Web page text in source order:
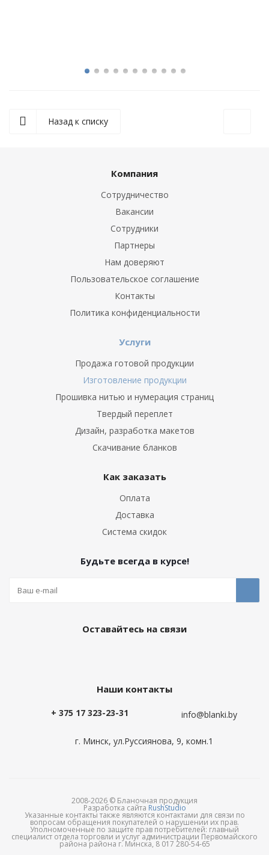
Назад к списку
Компания
Сотрудничество
Вакансии
Сотрудники
Партнеры
Нам доверяют
Пользовательское соглашение
Контакты
Политика конфиденциальности
Услуги
Продажа готовой продукции
Изготовление продукции
Прошивка нитью и нумерация страниц
Твердый переплет
Дизайн, разработка макетов
Скачивание бланков
Как заказать
Оплата
Доставка
Система скидок
Будьте всегда в курсе!
Оставайтесь на связи
Наши контакты
+ 375 17 323-23-31 info@blanki.by
г. Минск, ул.Руссиянова, 9, комн.1
2008-2026 © Бланочная продукция
Разработка сайта RushStudio
Указанные контакты также являются контактами для связи по
вопросам обращения покупателей о нарушении их прав.
Уполномоченные по защите прав потребителей: главный
специалист отдела торговли и услуг администрации Первомайского
района района г. Минска, 8 017 280-54-65